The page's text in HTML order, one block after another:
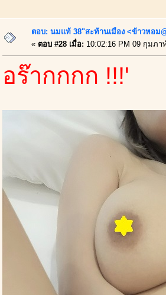
ตอบ: นมแท้ 38"สะท้านเมือง <ข้าวหอม
« ตอบ #28 เมื่อ: 10:02:16 PM 09 กุมภา
อร๊ากกกก !!!'